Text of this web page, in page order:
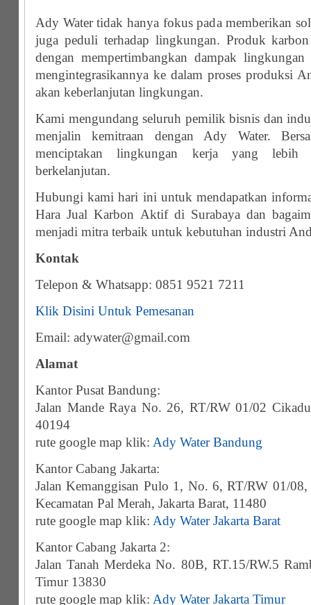
Ady Water tidak hanya fokus pada memberikan
juga peduli terhadap lingkungan. Produk
dengan mempertimbangkan dampak
mengintegrasikannya ke dalam proses produksi
akan keberlanjutan lingkungan.
Kami mengundang seluruh pemilik bisnis dan
menjalin kemitraan dengan Ady Water.
menciptakan lingkungan kerja yang lebih
berkelanjutan.
Hubungi kami hari ini untuk mendapatkan
Hara Jual Karbon Aktif di Surabaya dan
menjadi mitra terbaik untuk kebutuhan industri
Kontak
Telepon & Whatsapp: 0851 9521 7211
Klik Disini Untuk Pemesanan
Email: adywater@gmail.com
Alamat
Kantor Pusat Bandung:
Jalan Mande Raya No. 26, RT/RW 01/02
40194
rute google map klik: Ady Water Bandung
Kantor Cabang Jakarta:
Jalan Kemanggisan Pulo 1, No. 6, RT/RW 01/
Kecamatan Pal Merah, Jakarta Barat, 11480
rute google map klik: Ady Water Jakarta Barat
Kantor Cabang Jakarta 2:
Jalan Tanah Merdeka No. 80B, RT.15/RW.5
Timur 13830
rute google map klik: Ady Water Jakarta Timur